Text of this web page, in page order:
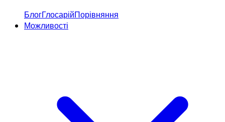
БлогГлосарійПорівняння
Можливості